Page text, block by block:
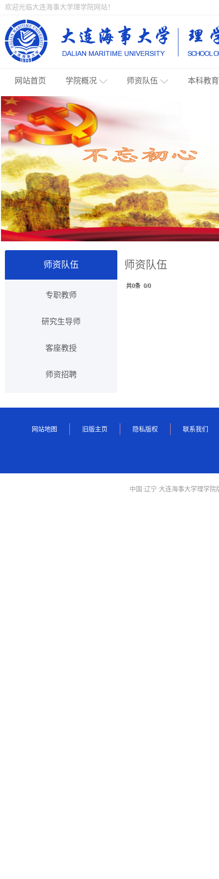
欢迎光临大连海事大学理学院网站！
网站首页 学院概况 师资队伍 本科教育
师资队伍
专职教师
研究生导师
客座教授
师资招聘
师资队伍
共0条 0/0
网站地图 旧版主页 隐私版权 联系我们
中国·辽宁·大连海事大学理学